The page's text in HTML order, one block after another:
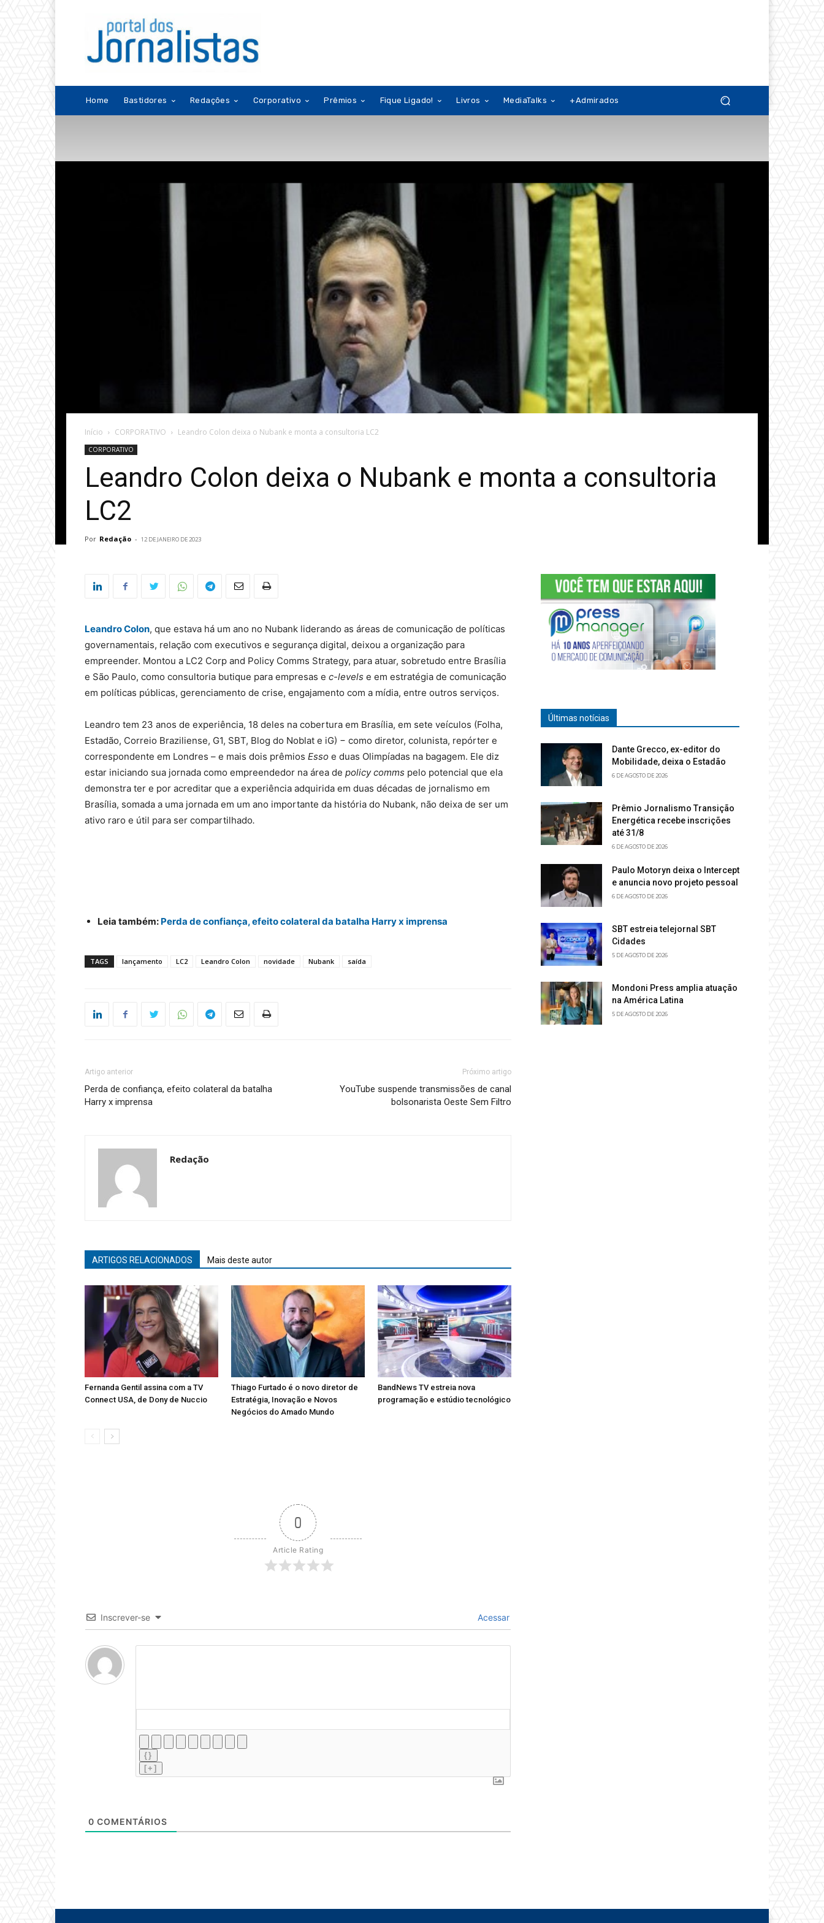
Home Bastidores Redações Corporativo Prêmios Fique Ligado! Livros MediaTalks +Admirados
Início CORPORATIVO Leandro Colon deixa o Nubank e monta a consultoria LC2
CORPORATIVO
Leandro Colon deixa o Nubank e monta a consultoria
LC2
Por Redação - 12 DE JANEIRO DE 2023
Leandro Colon, que estava há um ano no Nubank liderando as áreas de comunicação de políticas
governamentais, relação com executivos e segurança digital, deixou a organização para
empreender. Montou a LC2 Corp and Policy Comms Strategy, para atuar, sobretudo entre Brasília
e São Paulo, como consultoria butique para empresas e c-levels e em estratégia de comunicação
em políticas públicas, gerenciamento de crise, engajamento com a mídia, entre outros serviços.
Leandro tem 23 anos de experiência, 18 deles na cobertura em Brasília, em sete veículos (Folha,
Estadão, Correio Braziliense, G1, SBT, Blog do Noblat e iG) − como diretor, colunista, repórter e
correspondente em Londres – e mais dois prêmios Esso e duas Olimpíadas na bagagem. Ele diz
estar iniciando sua jornada como empreendedor na área de policy comms pelo potencial que ela
demonstra ter e por acreditar que a experiência adquirida em duas décadas de jornalismo em
Brasília, somada a uma jornada em um ano importante da história do Nubank, não deixa de ser um
ativo raro e útil para ser compartilhado.
Leia também: Perda de confiança, efeito colateral da batalha Harry x imprensa
TAGS lançamento LC2 Leandro Colon novidade Nubank saída
Artigo anterior
Perda de confiança, efeito colateral da batalha
Harry x imprensa
Próximo artigo
YouTube suspende transmissões de canal
bolsonarista Oeste Sem Filtro
Redação
ARTIGOS RELACIONADOS Mais deste autor
Fernanda Gentil assina com a TV
Connect USA, de Dony de Nuccio
Thiago Furtado é o novo diretor de
Estratégia, Inovação e Novos
Negócios do Amado Mundo
BandNews TV estreia nova
programação e estúdio tecnológico
0
Article Rating
Inscrever-se Acessar
{}
[+]
0 COMENTÁRIOS
Últimas notícias
Dante Grecco, ex-editor do
Mobilidade, deixa o Estadão
6 DE AGOSTO DE 2026
Prêmio Jornalismo Transição
Energética recebe inscrições
até 31/8
6 DE AGOSTO DE 2026
Paulo Motoryn deixa o Intercept
e anuncia novo projeto pessoal
6 DE AGOSTO DE 2026
SBT estreia telejornal SBT
Cidades
5 DE AGOSTO DE 2026
Mondoni Press amplia atuação
na América Latina
5 DE AGOSTO DE 2026